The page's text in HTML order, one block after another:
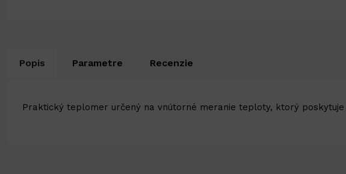
Popis Parametre Recenzie
Praktický teplomer určený na vnútorné meranie teploty, ktorý